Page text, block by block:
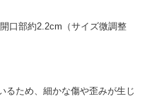
口部約2.2cm（サイズ微調整
ため、細かな傷や歪みが生じ